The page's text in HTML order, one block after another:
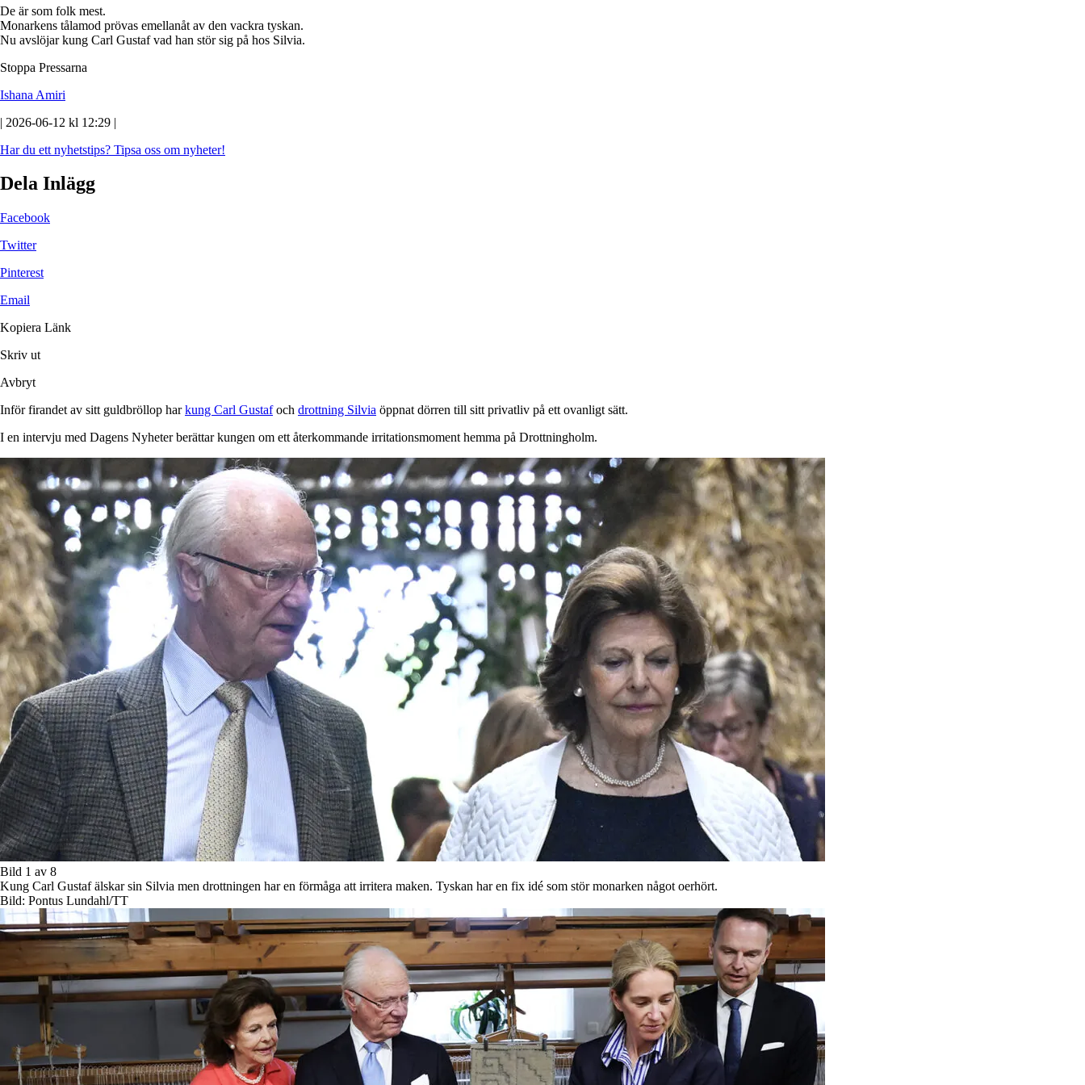
De är som folk mest.
Monarkens tålamod prövas emellanåt av den vackra tyskan.
Nu avslöjar kung Carl Gustaf vad han stör sig på hos Silvia.
Stoppa Pressarna
Ishana Amiri
| 2026-06-12 kl 12:29 |
Har du ett nyhetstips? Tipsa oss om nyheter!
Dela Inlägg
Facebook
Twitter
Pinterest
Email
Kopiera Länk
Skriv ut
Avbryt
Inför firandet av sitt guldbröllop harkung Carl Gustafoch drottning Silvia öppnat dörren till sitt privatliv på ett ovanligt sätt.
I en intervju med Dagens Nyheter berättar kungen om ett återkommande irritationsmoment hemma på Drottningholm.
Bild 1 av 8
Kung Carl Gustaf älskar sin Silvia men drottningen har en förmåga att irritera maken. Tyskan har en fix idé som stör monarken något oerhört.
Bild: Pontus Lundahl/TT